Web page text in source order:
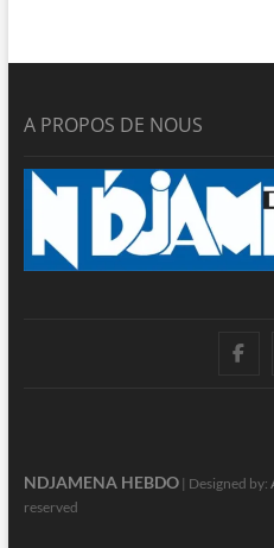
A PROPOS DE NOUS
NDJAMENA HEBDO| Designed by:
reserved